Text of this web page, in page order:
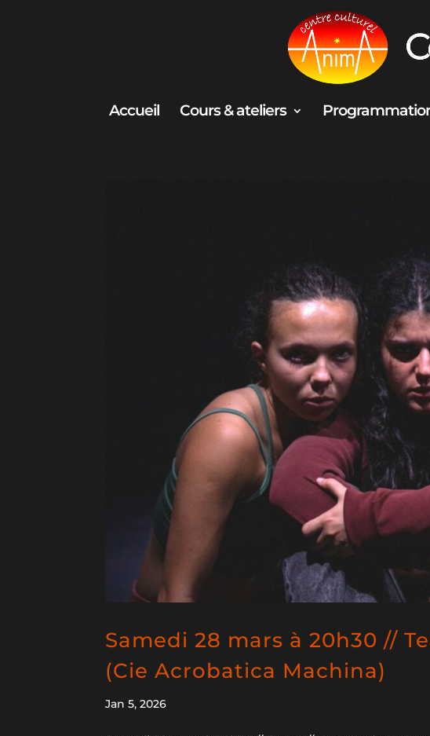
Accueil Cours & ateliers
Samedi 28 mars à 20h30 //
(Cie Acrobatica Machina)
Jan 5, 2026